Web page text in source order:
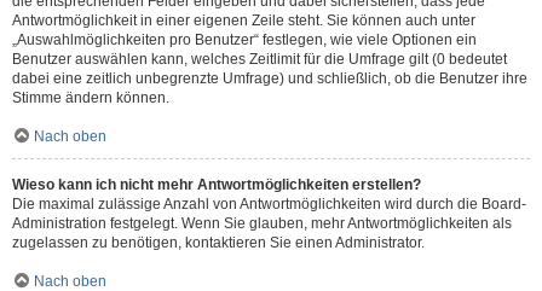
Antwortmöglichkeit in einer eigenen Zeile steht. Sie können auch unter
„Auswahlmöglichkeiten pro Benutzer“ festlegen, wie viele Optionen ein
Benutzer auswählen kann, welches Zeitlimit für die Umfrage gilt (0 bedeutet
dabei eine zeitlich unbegrenzte Umfrage) und schließlich, ob die Benutzer ihre
Stimme ändern können.
Nach oben
Wieso kann ich nicht mehr Antwortmöglichkeiten erstellen?
Die maximal zulässige Anzahl von Antwortmöglichkeiten wird durch die Board-
Administration festgelegt. Wenn Sie glauben, mehr Antwortmöglichkeiten als
zugelassen zu benötigen, kontaktieren Sie einen Administrator.
Nach oben